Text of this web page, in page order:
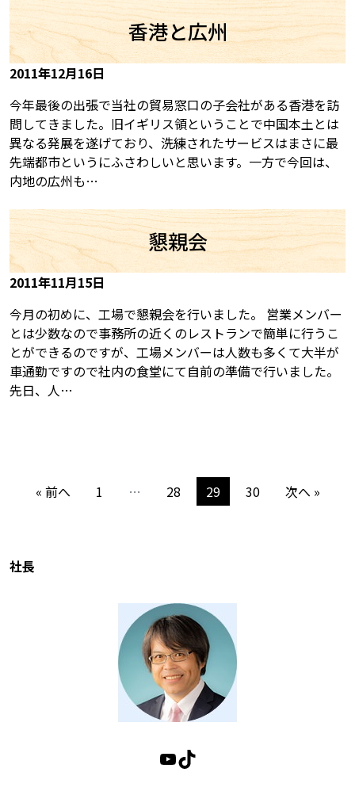
香港と広州
2011年12月16日
今年最後の出張で当社の貿易窓口の子会社がある香港を訪
問してきました。旧イギリス領ということで中国本土とは
異なる発展を遂げており、洗練されたサービスはまさに最
先端都市というにふさわしいと思います。一方で今回は、
内地の広州も…
懇親会
2011年11月15日
今月の初めに、工場で懇親会を行いました。 営業メンバー
とは少数なので事務所の近くのレストランで簡単に行うこ
とができるのですが、工場メンバーは人数も多くて大半が
車通勤ですので社内の食堂にて自前の準備で行いました。
先日、人…
« 前へ 1 … 28 29 30 次へ »
社長